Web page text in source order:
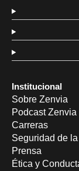
Institucional
Sobre Zenvia
Podcast Zenvia
Carreras
Seguridad de
Prensa
Ética y